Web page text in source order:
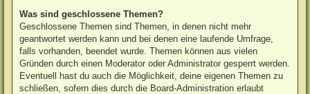
Was sind geschlossene Themen?
Geschlossene Themen sind Themen, in denen nicht mehr
geantwortet werden kann und bei denen eine laufende Umfrage,
falls vorhanden, beendet wurde. Themen können aus vielen
Gründen durch einen Moderator oder Administrator gesperrt werden.
Eventuell hast du auch die Möglichkeit, deine eigenen Themen zu
schließen, sofern dies durch die Board-Administration erlaubt